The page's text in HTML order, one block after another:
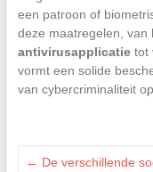
een patroon of
deze maatregelen, van
antivirusapplicatietot
vormt een solide
van cybercriminaliteit
← De verschillende